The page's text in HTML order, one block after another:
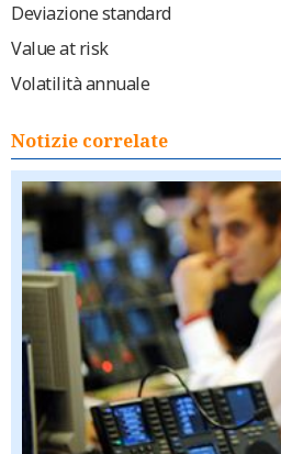
Deviazione standard
Value at risk
Volatilità annuale
Notizie correlate